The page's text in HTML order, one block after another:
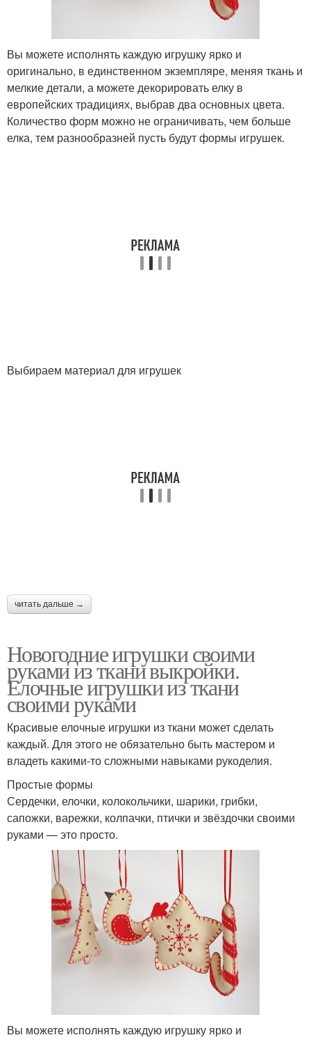
Вы можете исполнять каждую игрушку ярко и
оригинально, в единственном экземпляре, меняя ткань и
мелкие детали, а можете декорировать елку в
европейских традициях, выбрав два основных цвета.
Количество форм можно не ограничивать, чем больше
елка, тем разнообразней пусть будут формы игрушек.
Выбираем материал для игрушек
читать дальше →
Новогодние игрушки своими
руками из ткани выкройки.
Елочные игрушки из ткани
своими руками
Красивые елочные игрушки из ткани может сделать
каждый. Для этого не обязательно быть мастером и
владеть какими-то сложными навыками рукоделия.
Простые формы
Сердечки, елочки, колокольчики, шарики, грибки,
сапожки, варежки, колпачки, птички и звёздочки своими
руками — это просто.
Вы можете исполнять каждую игрушку ярко и